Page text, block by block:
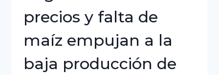
precios y falta de
maíz empujan a la
baja producción de